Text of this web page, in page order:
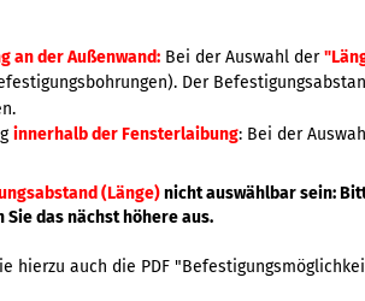
an der Außenwand: Bei der Auswahl der
Der
innerhalb der Fensterlaibung: Bei der
(Länge)nicht auswählbar sein:
Sie das nächst höhere aus.
hierzu auch die PDF